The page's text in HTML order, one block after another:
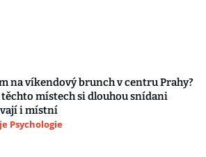
na víkendový brunch v centru Prahy?
těchto místech si dlouhou snídani
i místní
Psychologie